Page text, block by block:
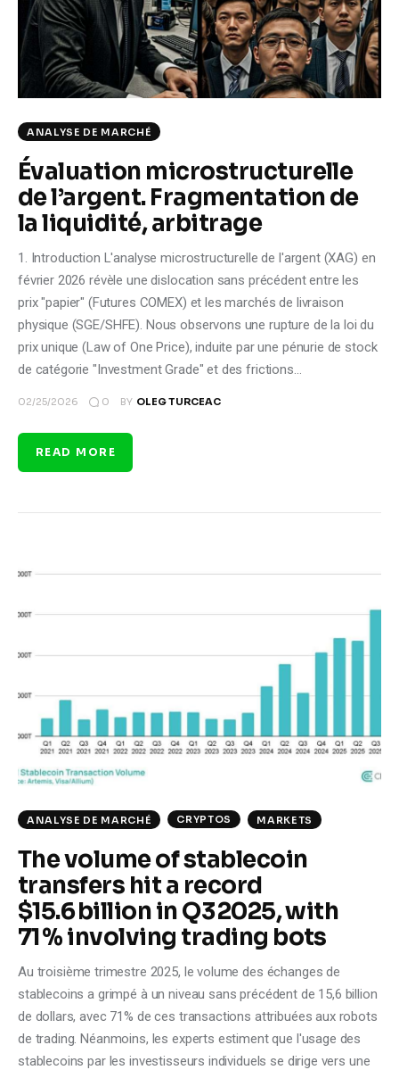
Climate
Markets
Tech
Shop
ANALYSE DE MARCHÉ
Évaluation microstructurelle
de l’argent. Fragmentation de
la liquidité, arbitrage
1. Introduction L'analyse microstructurelle de l'argent (XAG) en
février 2026 révèle une dislocation sans précédent entre les
prix "papier" (Futures COMEX) et les marchés de livraison
physique (SGE/SHFE). Nous observons une rupture de la loi du
prix unique (Law of One Price), induite par une pénurie de stock
de catégorie "Investment Grade" et des frictions…
02/25/2026 0 BY OLEG TURCEAC
READ MORE
ANALYSE DE MARCHÉ CRYPTOS MARKETS
The volume of stablecoin
transfers hit a record
$15.6 billion in Q3 2025, with
71 % involving trading bots
Au troisième trimestre 2025, le volume des échanges de
stablecoins a grimpé à un niveau sans précédent de 15,6 billion
de dollars, avec 71% de ces transactions attribuées aux robots
de trading. Néanmoins, les experts estiment que l'usage des
stablecoins par les investisseurs individuels se dirige vers une